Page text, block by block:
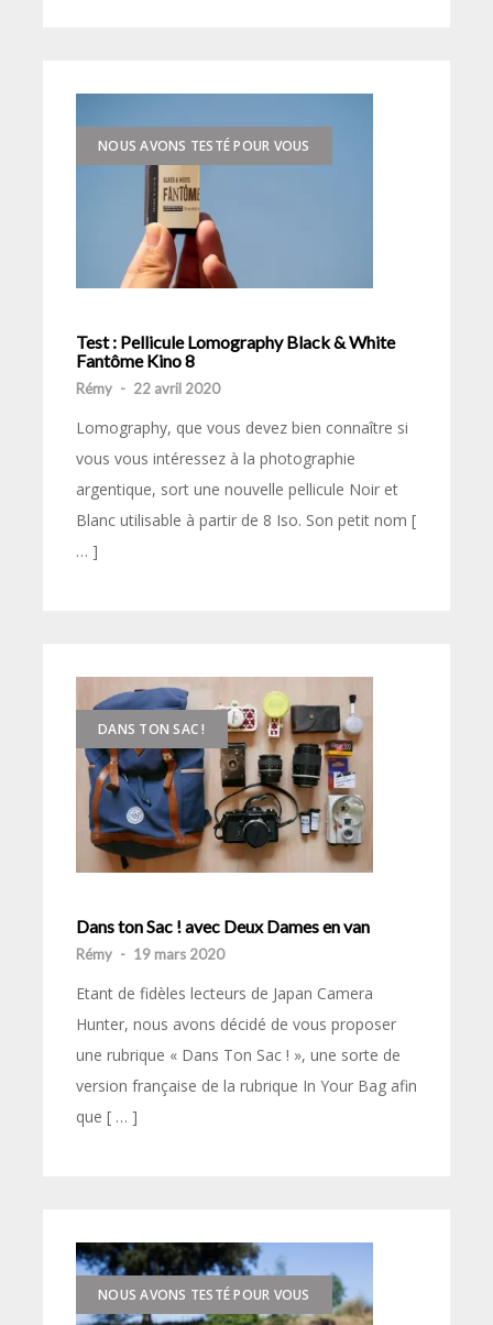
NOUS AVONS TESTÉ POUR VOUS
Test : Pellicule Lomography Black & White
Fantôme Kino 8
Rémy - 22 avril 2020
Lomography, que vous devez bien connaître si
vous vous intéressez à la photographie
argentique, sort une nouvelle pellicule Noir et
Blanc utilisable à partir de 8 Iso. Son petit nom [
… ]
DANS TON SAC !
Dans ton Sac ! avec Deux Dames en van
Rémy - 19 mars 2020
Etant de fidèles lecteurs de Japan Camera
Hunter, nous avons décidé de vous proposer
une rubrique « Dans Ton Sac ! », une sorte de
version française de la rubrique In Your Bag afin
que [ … ]
NOUS AVONS TESTÉ POUR VOUS